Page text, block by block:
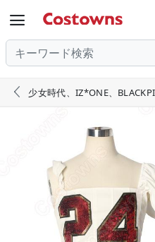

 少女時代、IZ*ONE、